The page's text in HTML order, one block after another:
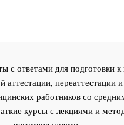
с ответами для подготовки к
аттестации, переаттестации
работников со
курсы с лекциями и